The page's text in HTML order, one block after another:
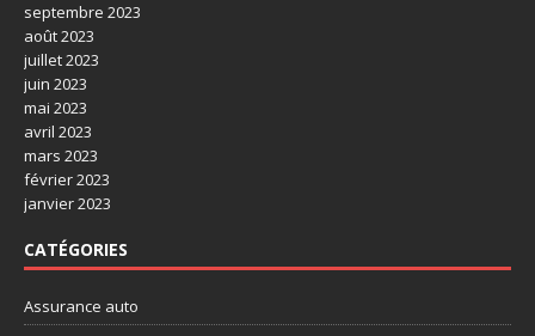
septembre 2023
août 2023
juillet 2023
juin 2023
mai 2023
avril 2023
mars 2023
février 2023
janvier 2023
CATÉGORIES
Assurance auto